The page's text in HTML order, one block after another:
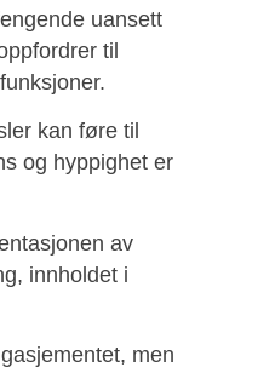
uansett
til
kan føre til
og hyppighet er
av
innholdet i
men